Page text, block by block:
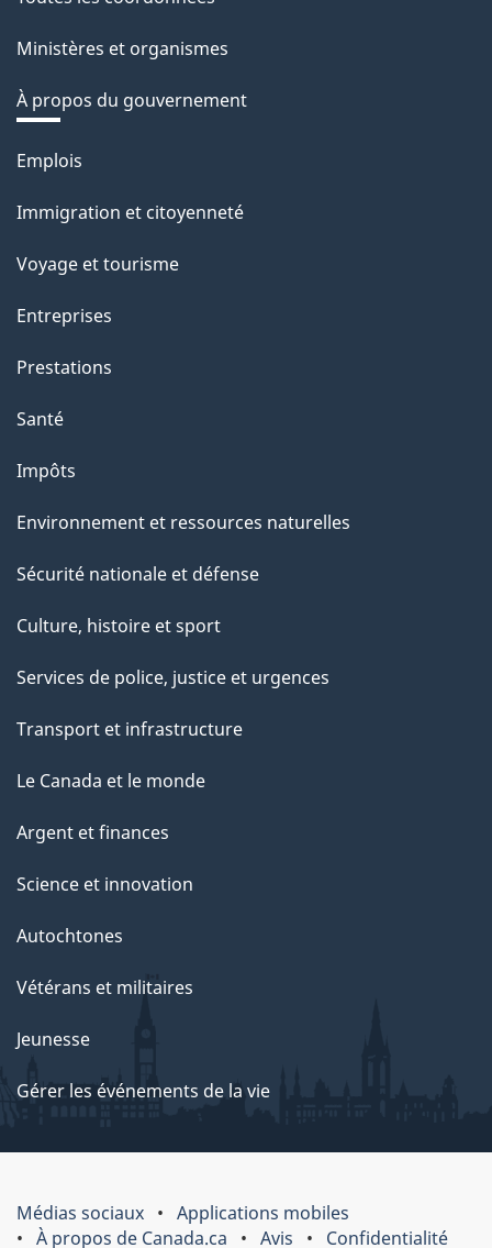
Ministères et organismes
À propos du gouvernement
Thèmes
sujets
Emplois
Immigration et citoyenneté
Voyage et tourisme
Entreprises
Prestations
Santé
Impôts
Environnement et ressources naturelles
Sécurité nationale et défense
Culture, histoire et sport
Services de police, justice et urgences
Transport et infrastructure
Le Canada et le monde
Argent et finances
Science et innovation
Autochtones
Vétérans et militaires
Jeunesse
Gérer les événements de la vie
Médias sociaux
Applications mobiles
À propos de Canada.ca
Avis Confidentialité